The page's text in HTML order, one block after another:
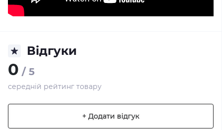
Відгуки
0 / 5
середній рейтинг товару
+ Додати відгук